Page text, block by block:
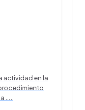
actividad en la
...